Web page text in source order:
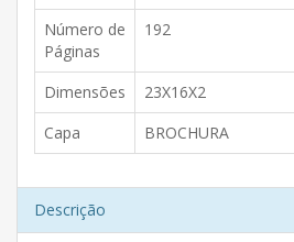
Número de
Páginas
192
Dimensões
23X16X2
Capa
BROCHURA
Descrição